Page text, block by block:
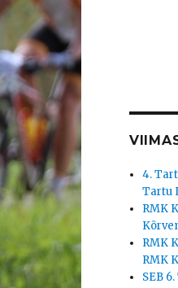
4.
Tartu
RMK
RMK
RMK
SEB